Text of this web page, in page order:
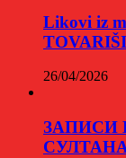
Likovi iz
26/04/2026
ЗАПИСИ